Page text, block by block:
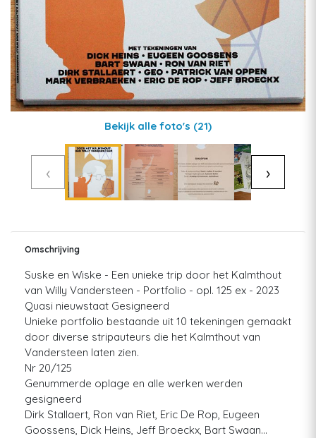
Bekijk alle foto's (21)
‹ ›
Omschrijving
Suske en Wiske - Een unieke trip door het Kalmthout
van Willy Vandersteen - Portfolio - opl. 125 ex - 2023
Quasi nieuwstaat Gesigneerd
Unieke portfolio bestaande uit 10 tekeningen gemaakt
door diverse stripauteurs die het Kalmthout van
Vandersteen laten zien.
Nr 20/125
Genummerde oplage en alle werken werden
gesigneerd
Dirk Stallaert, Ron van Riet, Eric De Rop, Eugeen
Goossens, Dick Heins, Jeff Broeckx, Bart Swaan...